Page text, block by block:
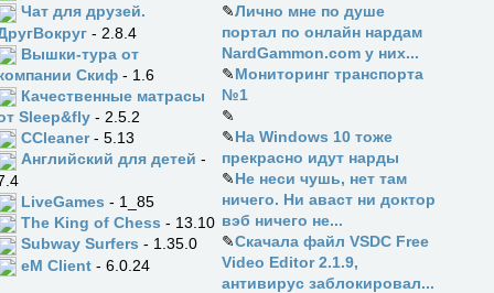
Чат для друзей.
- 2.8.4
Вышки-тура от
Скиф - 1.6
Качественные матрасы
Sleep&fly - 2.5.2
CCleaner- 5.13
Английский для детей -
LiveGames - 1_85
The King of Chess - 13.10
Subway Surfers - 1.35.0
eM Client - 6.0.24
✎Лично мне по душе
портал по онлайн нардам
NardGammon.com у них...
✎Мониторинг транспорта
№1
✎
✎На Windows 10 тоже
прекрасно идут нарды
✎Не неси чушь, нет там
ничего. Ни аваст ни доктор
вэб ничего не...
✎Скачала файл VSDC Free
Video Editor 2.1.9,
антивирус заблокировал...